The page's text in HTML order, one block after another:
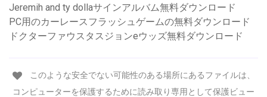
Jeremih and ty dollaサインアルバム無料ダウンロード
PC用のカーレースフラッシュゲームの無料ダウンロード
ドクターファウスタスジョンeウッズ無料ダウンロード
このような安全でない可能性のある場所にあるファイルは、
コンピューターを保護するために読み取り専用として保護ビュー